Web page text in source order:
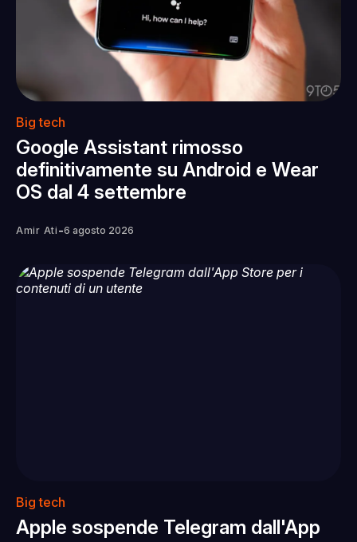
Big tech
Google Assistant rimosso
definitivamente su Android e Wear
OS dal 4 settembre
Amir Ati -6 agosto 2026
Big tech
Apple sospende Telegram dall'App